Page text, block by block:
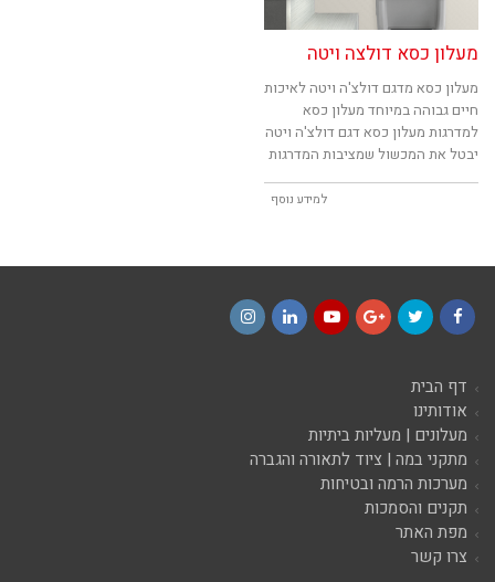
מעלון כסא דולצה ויטה
מעלון כסא מדגם דולצ'ה ויטה לאיכות
חיים גבוהה במיוחד מעלון כסא
למדרגות מעלון כסא דגם דולצ'ה ויטה
יבטל את המכשול שמציבות המדרגות
למידע נוסף
דף הבית
אודותינו
מעלונים | מעליות ביתיות
מתקני במה | ציוד לתאורה והגברה
מערכות הרמה ובטיחות
תקנים והסמכות
מפת האתר
צרו קשר